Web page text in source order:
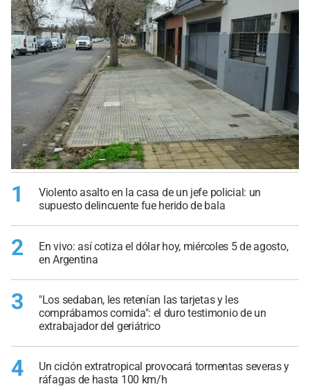
1
Violento asalto en la casa de un jefe policial: un
supuesto delincuente fue herido de bala
2
En vivo: así cotiza el dólar hoy, miércoles 5 de agosto,
en Argentina
3
"Los sedaban, les retenían las tarjetas y les
comprábamos comida": el duro testimonio de un
extrabajador del geriátrico
4
Un ciclón extratropical provocará tormentas severas y
ráfagas de hasta 100 km/h